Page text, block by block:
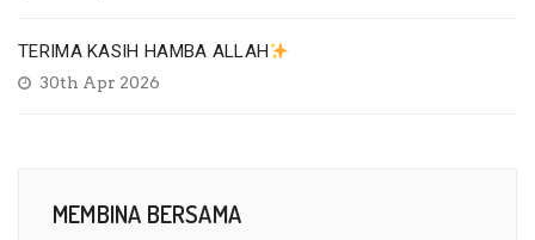
TERIMA KASIH HAMBA ALLAH
30th Apr 2026
MEMBINA BERSAMA